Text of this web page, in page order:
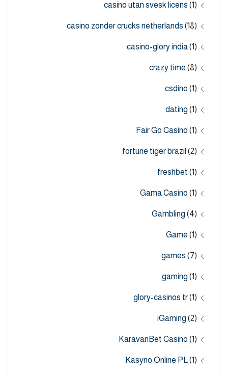
casino utan svesk licens (1)
casino zonder crucks netherlands (18)
casino-glory india(1)
crazy time (8)
csdino (1)
dating (1)
Fair Go Casino (1)
fortune tiger brazil (2)
freshbet (1)
Gama Casino (1)
Gambling (4)
Game (1)
games (7)
gaming (1)
glory-casinos tr(1)
iGaming (2)
KaravanBet Casino (1)
Kasyno Online PL(1)